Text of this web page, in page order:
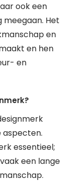
ook een
Het
en
en hen
en
aspecten.
essentieel;
een lange